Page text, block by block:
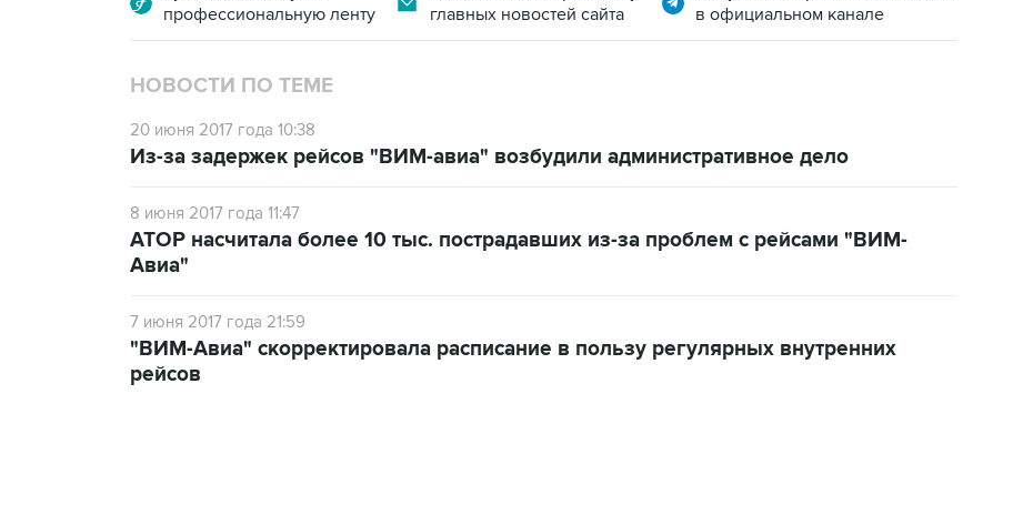
профессиональную ленту
главных новостей сайта
в официальном канале
НОВОСТИ ПО ТЕМЕ
20 июня 2017 года 10:38
Из-за задержек рейсов "ВИМ-авиа" возбудили административное дело
8 июня 2017 года 11:47
АТОР насчитала более 10 тыс. пострадавших из-за проблем с рейсами "ВИМ-
Авиа"
7 июня 2017 года 21:59
"ВИМ-Авиа" скорректировала расписание в пользу регулярных внутренних
рейсов